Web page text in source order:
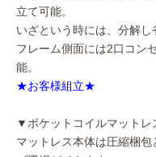
立て可能。
いざという時には、分解し
フレーム側面には2口コン
能。
★お客様組立★
▼ポケットコイルマットレ
マットレス本体は圧縮梱